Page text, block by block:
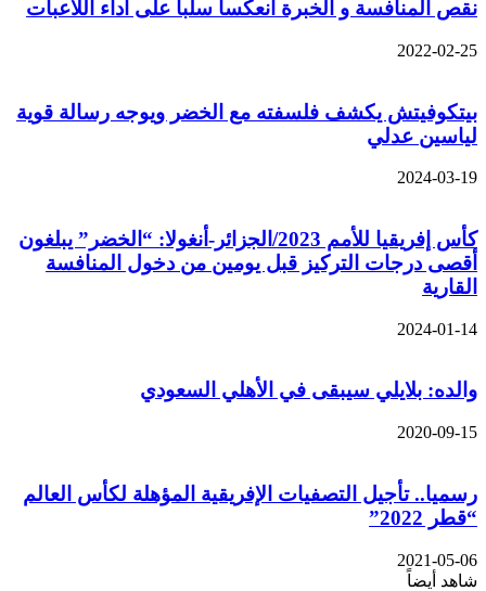
نقص المنافسة و الخبرة انعكسا سلبا على أداء اللاعبات
2022-02-25
بيتكوفيتش يكشف فلسفته مع الخضر ويوجه رسالة قوية
لياسين عدلي
2024-03-19
كأس إفريقيا للأمم 2023/الجزائر-أنغولا: “الخضر” يبلغون
أقصى درجات التركيز قبل يومين من دخول المنافسة
القارية
2024-01-14
والده: بلايلي سيبقى في الأهلي السعودي
2020-09-15
رسميا.. تأجيل التصفيات الإفريقية المؤهلة لكأس العالم
“قطر 2022”
2021-05-06
شاهد أيضاً